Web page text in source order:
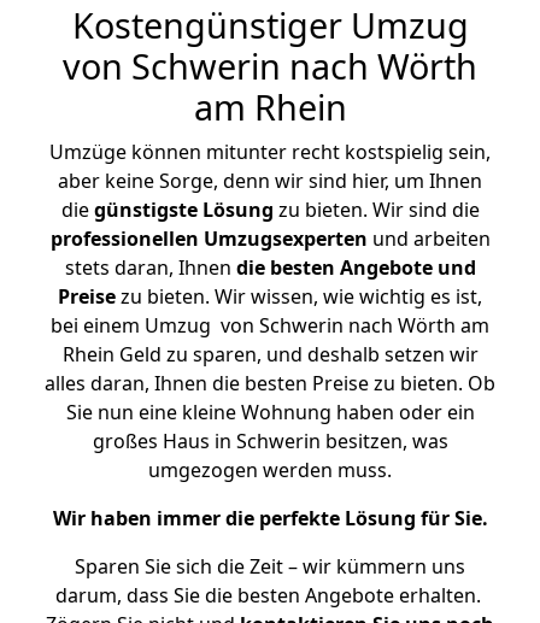
Kostengünstiger Umzug
von Schwerin nach Wörth
am Rhein
Umzüge können mitunter recht kostspielig sein,
aber keine Sorge, denn wir sind hier, um Ihnen
diegünstigste Lösung zu bieten. Wir sind die
professionellen Umzugsexperten und arbeiten
stets daran, Ihnen die besten Angebote und
Preisezu bieten. Wir wissen, wie wichtig es ist,
bei einem Umzug von Schwerin nach Wörth am
Rhein Geld zu sparen, und deshalb setzen wir
alles daran, Ihnen die besten Preise zu bieten. Ob
Sie nun eine kleine Wohnung haben oder ein
großes Haus in Schwerin besitzen, was
umgezogen werden muss.
Wir haben immer die perfekte Lösung für Sie.
Sparen Sie sich die Zeit – wir kümmern uns
darum, dass Sie die besten Angebote erhalten.